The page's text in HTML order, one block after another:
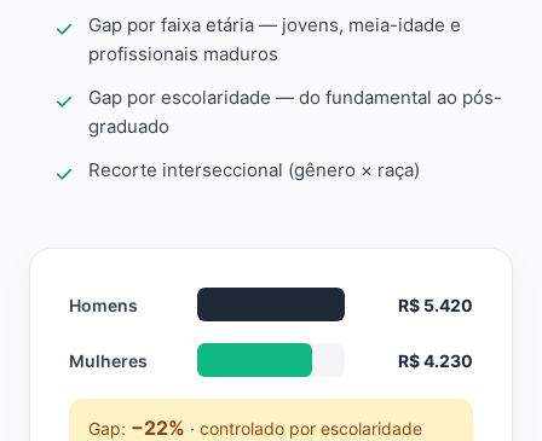
Gap por faixa etária — jovens, meia-idade e
profissionais maduros
Gap por escolaridade — do fundamental ao pós-
graduado
Recorte interseccional (gênero × raça)
Homens R$ 5.420
Mulheres R$ 4.230
Gap: −22% · controlado por escolaridade